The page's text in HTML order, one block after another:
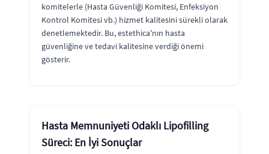
komitelerle (Hasta Güvenliği Komitesi, Enfeksiyon
Kontrol Komitesi vb.) hizmet kalitesini sürekli olarak
denetlemektedir. Bu, estethica'nın hasta
güvenliğine ve tedavi kalitesine verdiği önemi
gösterir.
Hasta Memnuniyeti Odaklı Lipofilling
Süreci: En İyi Sonuçlar